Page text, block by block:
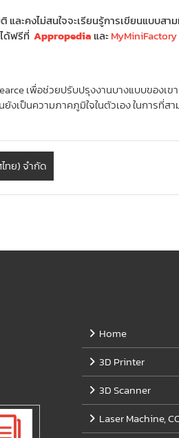
ละคงไม่สนใจจะเรียนรู้การเขียนแบบ
ด้ฟรีที่ Appropedia และMyMiniFactory
เพื่อช่วยปรับปรุงงานบางแบบของเ
งเป็นความภาคภูมิใจในตัวเอง ในการ
ทย) จำกัด
Home
3D Printer
3D Scanner
Laser Machine,